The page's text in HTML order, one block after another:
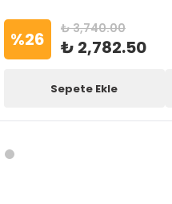
%26 ₺ 3,740.00
₺ 2,782.50
Sepete Ekle